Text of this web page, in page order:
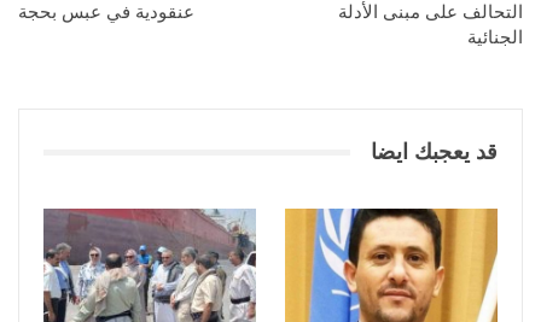
التحالف على مبنى الأدلة
الجنائية
عنقودية في عبس بحجة
قد يعجبك ايضا